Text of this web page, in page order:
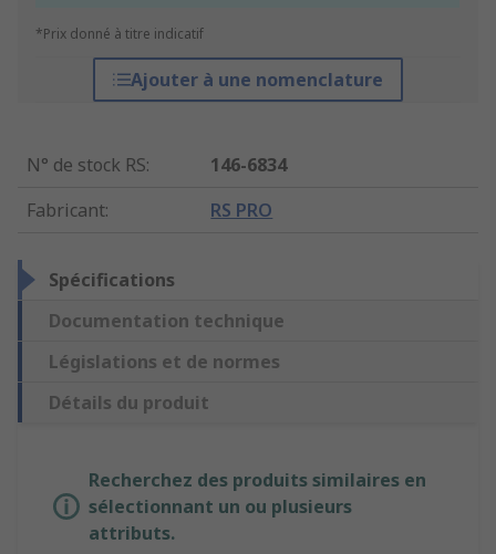
*Prix donné à titre indicatif
Ajouter à une nomenclature
N° de stock RS:
146-6834
Fabricant: RS PRO
Spécifications
Documentation technique
Législations et de normes
Détails du produit
Recherchez des produits similaires en
sélectionnant un ou plusieurs
attributs.